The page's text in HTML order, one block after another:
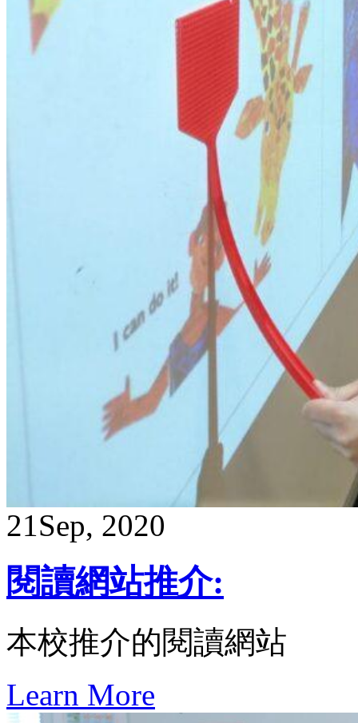
21Sep, 2020
閱讀網站推介:
本校推介的閱讀網站
Learn More